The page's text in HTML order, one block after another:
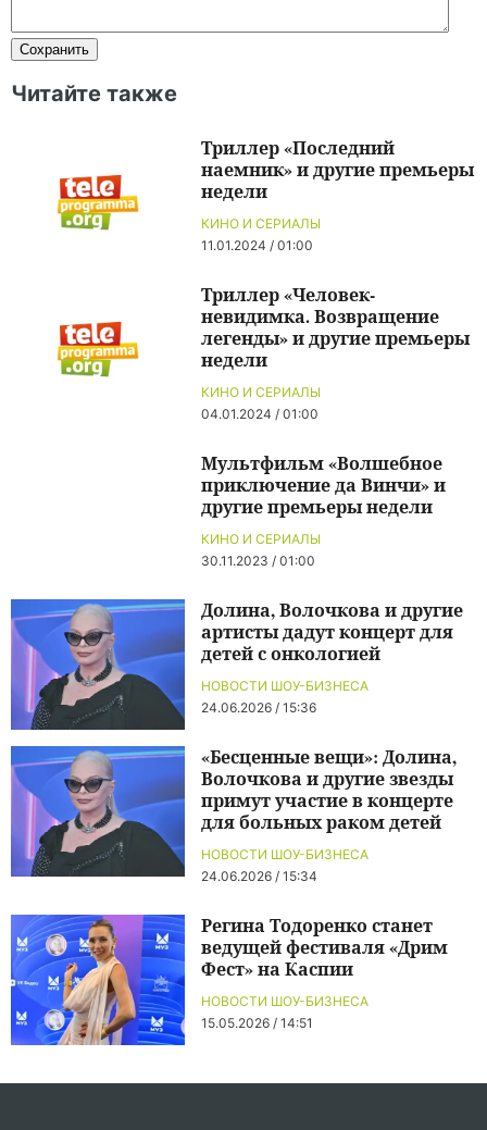
Читайте также
КИНО И СЕРИАЛЫ
11.01.2024 / 01:00
Триллер «Последний
наемник» и другие премьеры
недели
КИНО И СЕРИАЛЫ
04.01.2024 / 01:00
Триллер «Человек-
невидимка. Возвращение
легенды» и другие премьеры
недели
КИНО И СЕРИАЛЫ
30.11.2023 / 01:00
Мультфильм «Волшебное
приключение да Винчи» и
другие премьеры недели
НОВОСТИ ШОУ-БИЗНЕСА
24.06.2026 / 15:36
Долина, Волочкова и другие
артисты дадут концерт для
детей с онкологией
НОВОСТИ ШОУ-БИЗНЕСА
24.06.2026 / 15:34
«Бесценные вещи»: Долина,
Волочкова и другие звезды
примут участие в концерте
для больных раком детей
НОВОСТИ ШОУ-БИЗНЕСА
15.05.2026 / 14:51
Регина Тодоренко станет
ведущей фестиваля «Дрим
Фест» на Каспии